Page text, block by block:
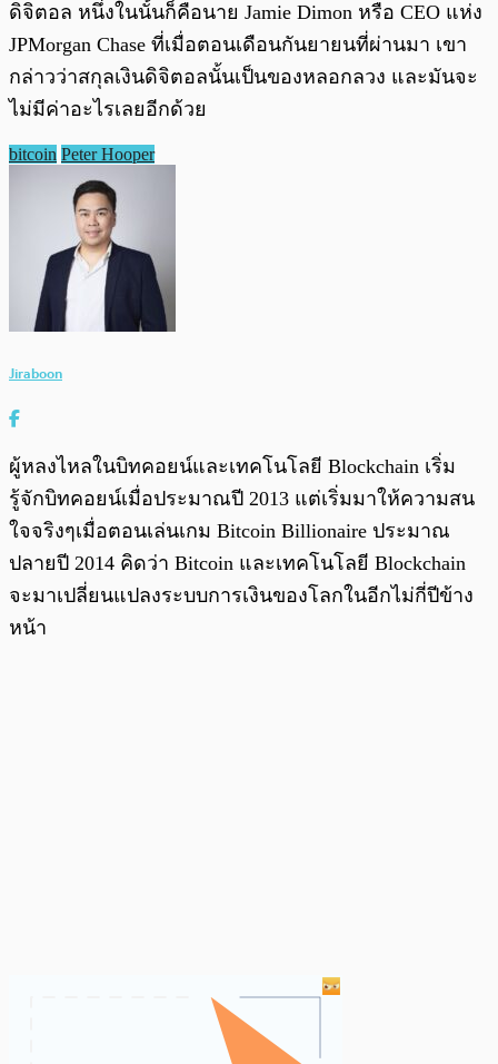
ดิจิตอล หนึ่งในนั้นก็คือนาย Jamie Dimon หรือ CEO แห่ง
JPMorgan Chase ที่เมื่อตอนเดือนกันยายนที่ผ่านมา เขา
กล่าวว่าสกุลเงินดิจิตอลนั้นเป็นของหลอกลวง และมันจะ
ไม่มีค่าอะไรเลยอีกด้วย
bitcoin Peter Hooper
Jiraboon
ผู้หลงไหลในบิทคอยน์และเทคโนโลยี Blockchain เริ่ม
รู้จักบิทคอยน์เมื่อประมาณปี 2013 แต่เริ่มมาให้ความสน
ใจจริงๆเมื่อตอนเล่นเกม Bitcoin Billionaire ประมาณ
ปลายปี 2014 คิดว่า Bitcoin และเทคโนโลยี Blockchain
จะมาเปลี่ยนแปลงระบบการเงินของโลกในอีกไม่กี่ปีข้าง
หน้า